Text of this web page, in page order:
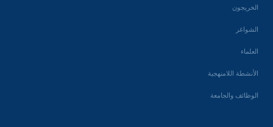
الخريجون
الشواغر
العلماء
الأنشطة اللامنهجية
الوظائف والجامعة